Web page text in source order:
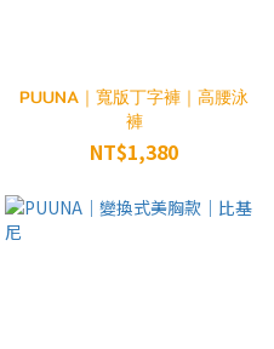
PUUNA｜寬版丁字褲｜高腰泳
褲
NT$1,380